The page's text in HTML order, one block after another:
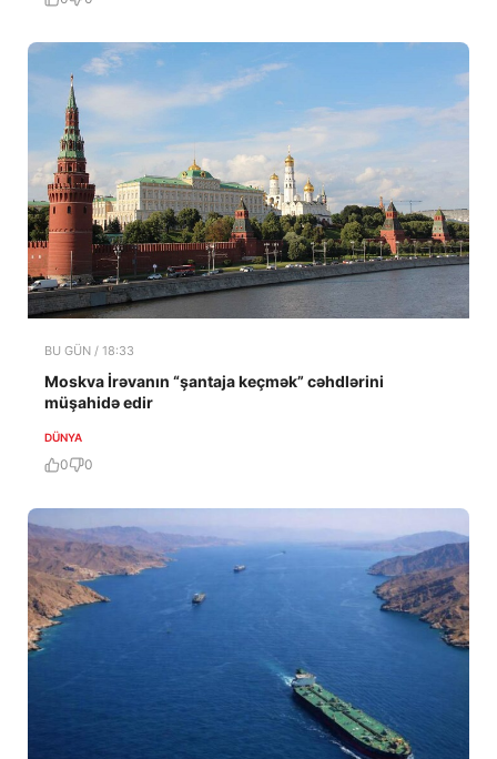
BU GÜN / 18:33
Moskva İrəvanın “şantaja keçmək” cəhdlərini
müşahidə edir
DÜNYA
0 0